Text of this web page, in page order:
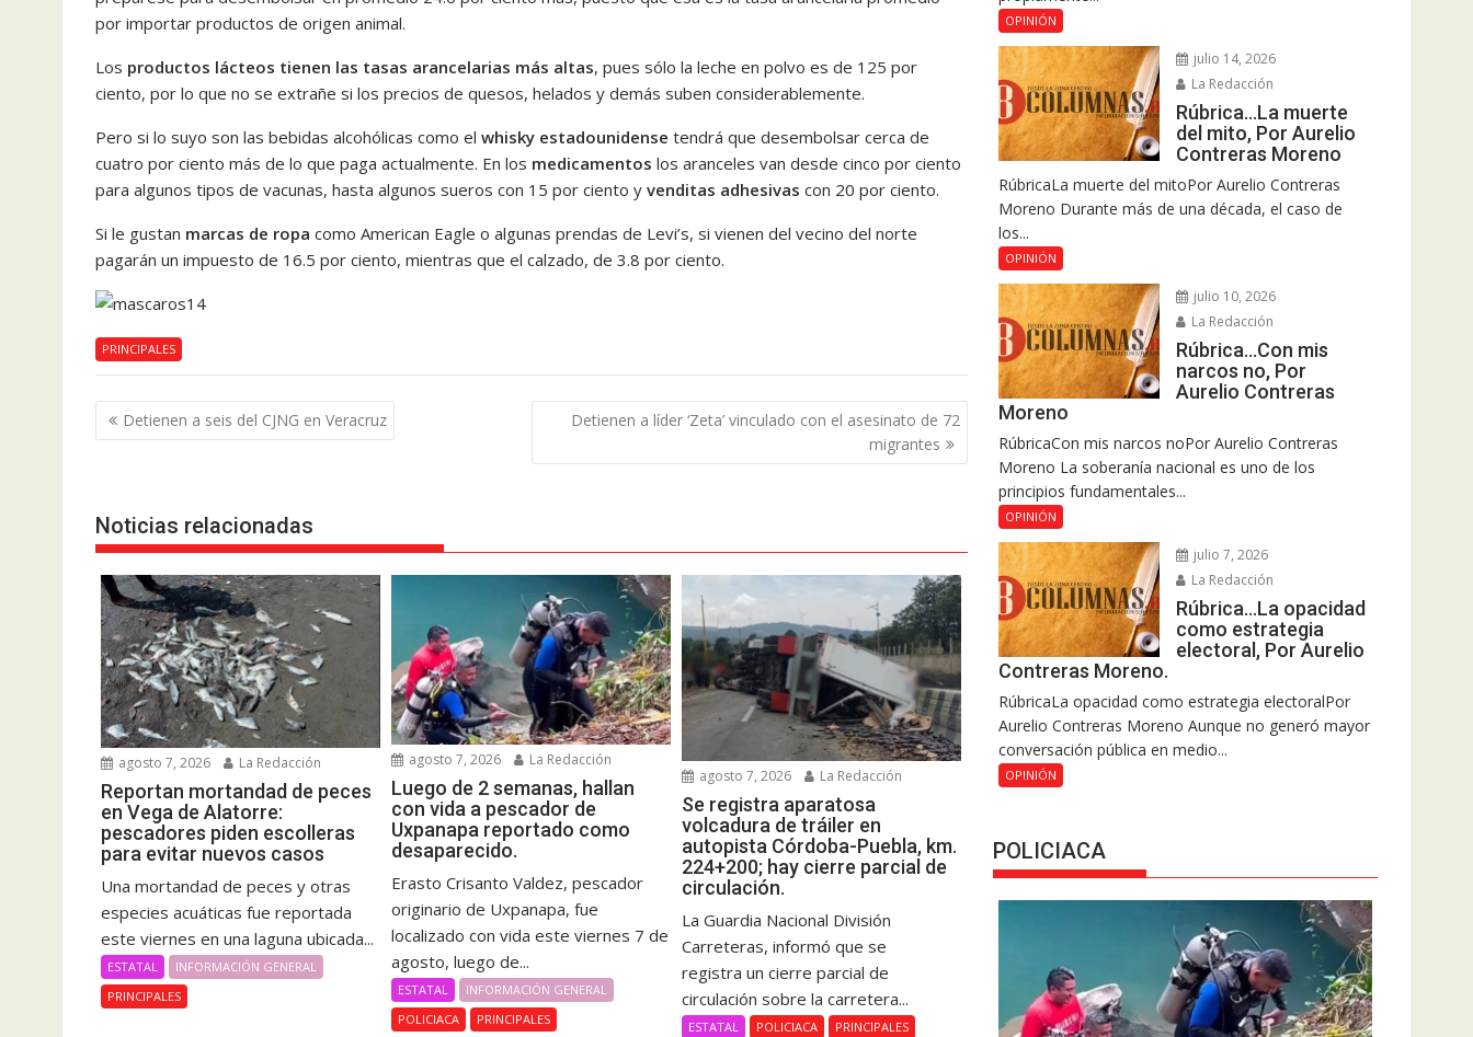
por importar productos de origen animal.
Los productos lácteos tienen las tasas arancelarias más altas, pues sólo la leche en polvo es de 125 por
ciento, por lo que no se extrañe si los precios de quesos, helados y demás suben considerablemente.
Pero si lo suyo son las bebidas alcohólicas como el whisky estadounidense tendrá que desembolsar cerca de
cuatro por ciento más de lo que paga actualmente. En los medicamentos los aranceles van desde cinco por ciento
para algunos tipos de vacunas, hasta algunos sueros con 15 por ciento y venditas adhesivas con 20 por ciento.
Si le gustan marcas de ropa como American Eagle o algunas prendas de Levi’s, si vienen del vecino del norte
pagarán un impuesto de 16.5 por ciento, mientras que el calzado, de 3.8 por ciento.
PRINCIPALES
Navegación
de
Detienen a seis del CJNG en Veracruz
Detienen a líder ‘Zeta’ vinculado con el asesinato de 72
migrantes
Noticias relacionadas
agosto 7, 2026 La Redacción
Reportan mortandad de peces
en Vega de Alatorre:
pescadores piden escolleras
para evitar nuevos casos
Una mortandad de peces y otras
especies acuáticas fue reportada
este viernes en una laguna ubicada...
ESTATAL
INFORMACIÓN GENERAL
PRINCIPALES
agosto 7, 2026 La Redacción
Luego de 2 semanas, hallan
con vida a pescador de
Uxpanapa reportado como
desaparecido.
Erasto Crisanto Valdez, pescador
originario de Uxpanapa, fue
localizado con vida este viernes 7 de
agosto, luego de...
ESTATAL
INFORMACIÓN GENERAL
POLICIACA
PRINCIPALES
agosto 7, 2026 La Redacción
Se registra aparatosa
volcadura de tráiler en
autopista Córdoba-Puebla, km.
224+200; hay cierre parcial de
circulación.
La Guardia Nacional División
Carreteras, informó que se
registra un cierre parcial de
circulación sobre la carretera...
ESTATAL POLICIACA
PRINCIPALES
OPINIÓN
julio 14, 2026
La Redacción
Rúbrica…La muerte
del mito, Por Aurelio
Contreras Moreno
RúbricaLa muerte del mitoPor Aurelio Contreras
Moreno Durante más de una década, el caso de
los...
OPINIÓN
julio 10, 2026
La Redacción
Rúbrica…Con mis
narcos no, Por
Aurelio Contreras
Moreno
RúbricaCon mis narcos noPor Aurelio Contreras
Moreno La soberanía nacional es uno de los
principios fundamentales...
OPINIÓN
julio 7, 2026
La Redacción
Rúbrica…La opacidad
como estrategia
electoral, Por Aurelio
Contreras Moreno.
RúbricaLa opacidad como estrategia electoralPor
Aurelio Contreras Moreno Aunque no generó mayor
conversación pública en medio...
OPINIÓN
POLICIACA